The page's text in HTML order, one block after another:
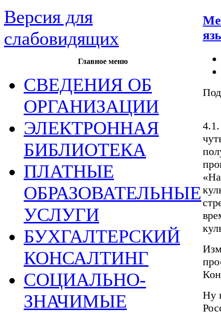
Версия для
слабовидящих
Главное меню
СВЕДЕНИЯ ОБ
ОРГАНИЗАЦИИ
ЭЛЕКТРОННАЯ
БИБЛИОТЕКА
ПЛАТНЫЕ
ОБРАЗОВАТЕЛЬНЫЕ
УСЛУГИ
БУХГАЛТЕРСКИЙ
КОНСАЛТИНГ
СОЦИАЛЬНО-
ЗНАЧИМЫЕ
Ну